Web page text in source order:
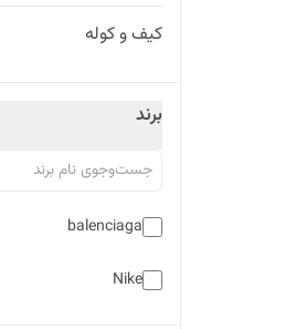
کیف و کوله
برند
balenciaga
Nike